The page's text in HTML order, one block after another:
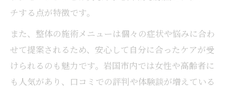
チする点が特徴です。
また、整体の施術メニューは個々の症状や悩みに合わ
せて提案されるため、安心して自分に合ったケアが受
けられるのも魅力です。岩国市内では女性や高齢者に
も人気があり、口コミでの評判や体験談が増えている